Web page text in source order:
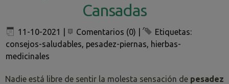
Cansadas
11-10-2021 Comentarios (0)
Etiquetas:
consejos-saludables pesadez-piernas
hierbas-
medicinales
Nadie está libre de sentir la molesta sensación de pesadez